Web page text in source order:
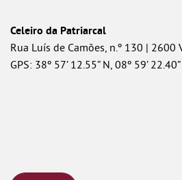
Celeiro da Patriarcal
Rua Luís de Camões, n.º 130 | 2600
GPS: 38º 57’ 12.55” N, 08º 59’